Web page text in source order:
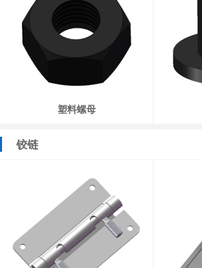
塑料螺母
铰链